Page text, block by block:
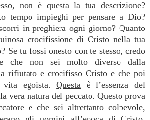
non è questa la tua descrizione?
tempo impieghi per pensare a Dio?
in preghiera ogni giorno? Quanto
crocifissione di Cristo nella tua
Se tu fossi onesto con te stesso, credo
che non sei molto diverso dalla
rifiutato e crocifisso Cristo e che poi
vita egoista.Questa è l’essenza del
vera natura del peccato. Questo prova
e che sei altrettanto colpevole,